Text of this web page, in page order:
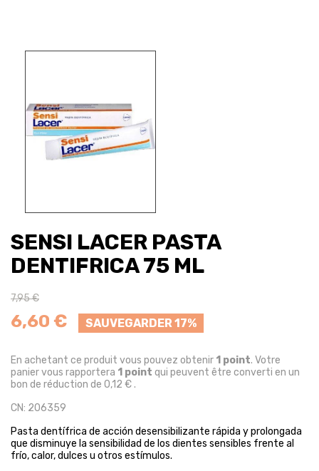
SENSI LACER PASTA
DENTIFRICA 75 ML
7,95 €
6,60 € SAUVEGARDER 17%
En achetant ce produit vous pouvez obtenir 1 point. Votre
panier vous rapportera 1 point qui peuvent être converti en un
bon de réduction de 0,12 €.
CN: 206359
Pasta dentífrica de acción desensibilizante rápida y prolongada
que disminuye la sensibilidad de los dientes sensibles frente al
frío, calor, dulces u otros estímulos.